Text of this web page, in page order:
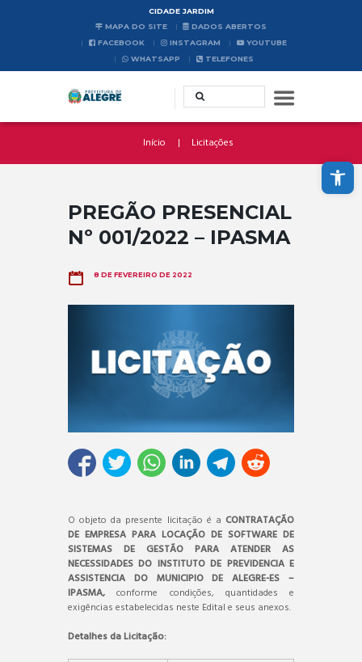
Abrir a barra de ferramentas
CIDADE JARDIM
MAPA DO SITE
DADOS ABERTOS
FACEBOOK
INSTAGRAM
YOUTUBE
WHATSAPP
TELEFONES
Início Licitações
PREGÃO PRESENCIAL
Nº 001/2022 – IPASMA
8 DE FEVEREIRO DE 2022
O objeto da presente licitação é a CONTRATAÇÃO
DE EMPRESA PARA LOCAÇÃO DE SOFTWARE DE
SISTEMAS DE GESTÃO PARA ATENDER AS
NECESSIDADES DO INSTITUTO DE PREVIDENCIA E
ASSISTENCIA DO MUNICIPIO DE ALEGRE-ES –
IPASMA, conforme condições, quantidades e
exigências estabelecidas neste Edital e seus anexos.
Detalhes da Licitação: